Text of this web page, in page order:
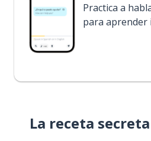
Practica a
para aprender
La receta